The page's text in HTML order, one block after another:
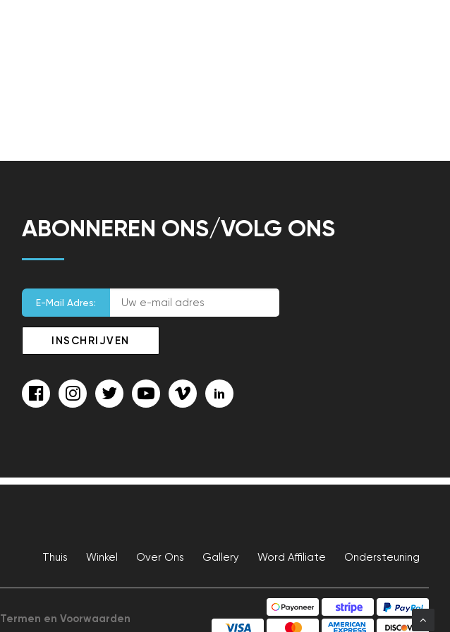
ABONNEREN ONS/VOLG ONS
E-Mail Adres:
Thuis Winkel Over Ons Gallery Word Affiliate Ondersteuning
Termen en Voorwaarden